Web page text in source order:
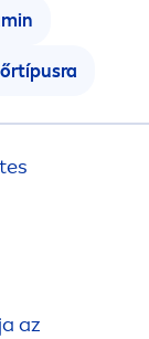
az